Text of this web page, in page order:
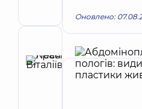
Лікар
діагностики
Рецензент
Красій
ЛесяЗапис до
Оновлено: